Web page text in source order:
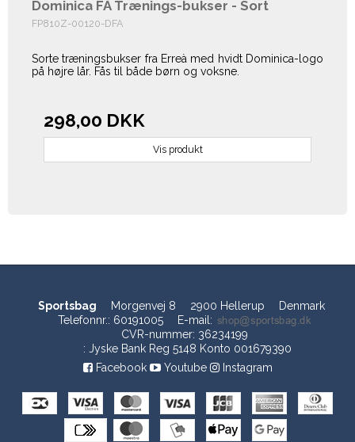
Dominica FA Trænings-bukser - Sort
FP810Z-00120-DFA
Sorte træningsbukser fra Erreà med hvidt Dominica-logo
på højre lår. Fås til både børn og voksne.
298,00 DKK
Vis produkt
Sportsbag Morgenvej 8 2900 Hellerup
Denmark
Telefonnr.: 60191005 E-mail :
CVR-nummer: 36234199
: Jyske Bank Reg 5148 Konto 001679390
Facebook
Youtube Instagram